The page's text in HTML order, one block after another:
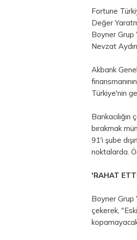
Fortune
Değer
Boyner Grup
Nevzat
Akbank
Türkiye'nin
bırakmak
91'i şube
noktalarda.
'RAHAT
Boyner Grup
çekerek,